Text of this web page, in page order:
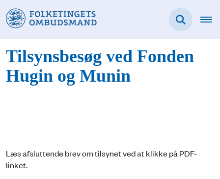
Tilsynsbesøg ved Fonden
Hugin og Munin
Læs afsluttende brev om tilsynet ved at klikke på PDF-
linket.